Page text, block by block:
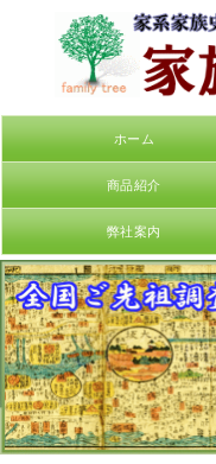
ホーム
商品紹介
弊社案内